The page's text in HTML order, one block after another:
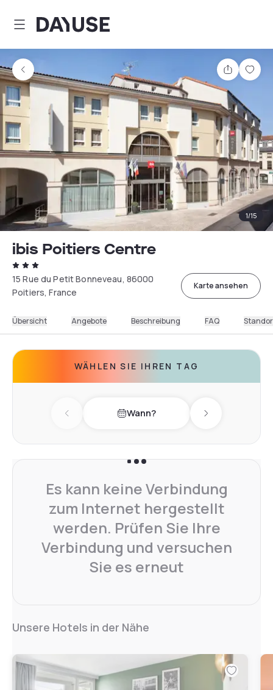
Dayuse
Teilen
1/15
ibis Poitiers Centre
15 Rue du Petit Bonneveau, 86000
Poitiers, France
Karte ansehen
Übersicht Angebote Beschreibung FAQ
WÄHLEN SIE IHREN TAG
Previous day Wann? Next day
Es kann keine Verbindung
zum Internet hergestellt
werden. Prüfen Sie Ihre
Verbindung und versuchen
Sie es erneut
Unsere Hotels in der Nähe